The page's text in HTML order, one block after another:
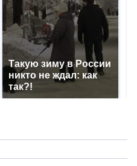
Такую зиму в России
никто не ждал: как
так?!